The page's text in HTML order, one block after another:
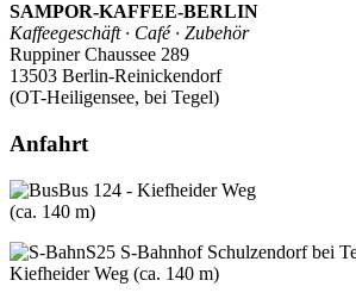
SAMPOR-KAFFEE-BERLIN
Kaffeegeschäft · Café · Zubehör
Ruppiner Chaussee 289
13503 Berlin-Reinickendorf
(OT-Heiligensee, bei Tegel)
Anfahrt
Bus 124 - Kiefheider Weg
(ca. 140 m)
S25 S-Bahnhof Schulzendorf bei
Kiefheider Weg (ca. 140 m)